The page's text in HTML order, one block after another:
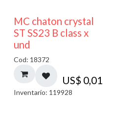
MC chaton crystal
ST SS23 B class x
und
Cod: 18372
US$ 0,01
Inventario: 119928